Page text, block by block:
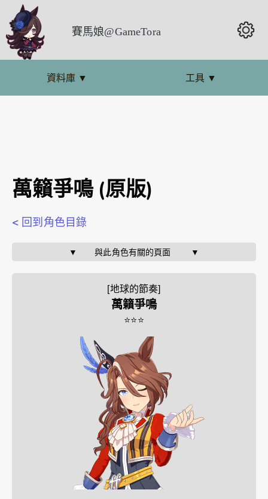
賽馬娘@GameTora
資料庫 ▼ 工具 ▼
萬籟爭鳴 (原版)
< 回到角色目錄
▼       與此角色有關的頁面        ▼
[地球的節奏]
萬籟爭鳴
⭐⭐⭐